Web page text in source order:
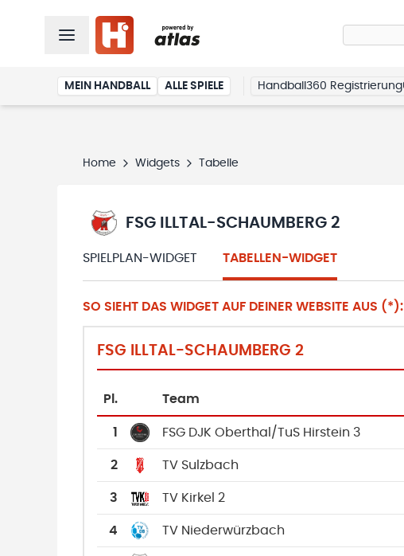
MEIN HANDBALL ALLE SPIELE Handball360 Registrierung
Home Widgets Tabelle
FSG ILLTAL-SCHAUMBERG 2
SPIELPLAN-WIDGET TABELLEN-WIDGET
SO SIEHT DAS WIDGET AUF DEINER WEBSITE AUS (*):
FSG ILLTAL-SCHAUMBERG 2
Pl. Team
1 FSG DJK Oberthal/TuS Hirstein 3
2 TV Sulzbach
3 TV Kirkel 2
4 TV Niederwürzbach